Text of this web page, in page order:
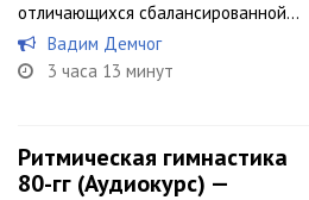
отличающихся сбалансированной...
Вадим Демчог
3 часа 13 минут
Ритмическая гимнастика
80-гг (Аудиокурс) —